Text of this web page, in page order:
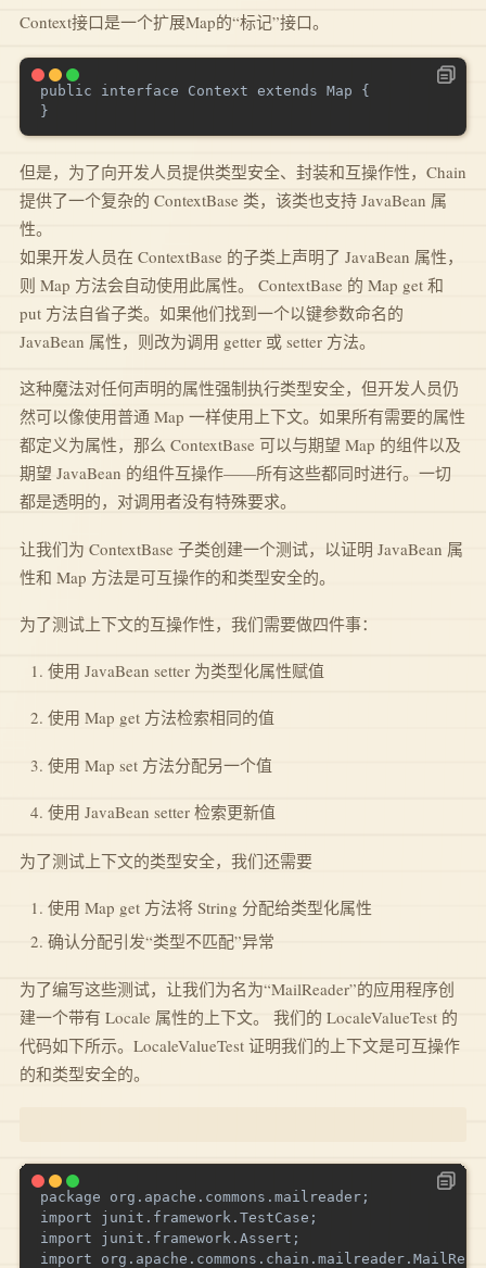
Context接口是一个扩展Map的“标记”接口。
public interface Context extends Map {
但是，为了向开发人员提供类型安全、封装和互操作性，Chain
提供了一个复杂的 ContextBase 类，该类也支持 JavaBean 属
性。
如果开发人员在 ContextBase 的子类上声明了 JavaBean 属性，
则 Map 方法会自动使用此属性。 ContextBase 的 Map get 和
put 方法自省子类。如果他们找到一个以键参数命名的
JavaBean 属性，则改为调用 getter 或 setter 方法。
这种魔法对任何声明的属性强制执行类型安全，但开发人员仍
然可以像使用普通 Map 一样使用上下文。如果所有需要的属性
都定义为属性，那么 ContextBase 可以与期望 Map 的组件以及
期望 JavaBean 的组件互操作——所有这些都同时进行。一切
都是透明的，对调用者没有特殊要求。
让我们为 ContextBase 子类创建一个测试，以证明 JavaBean 属
性和 Map 方法是可互操作的和类型安全的。
为了测试上下文的互操作性，我们需要做四件事：
使用 JavaBean setter 为类型化属性赋值
使用 Map get 方法检索相同的值
使用 Map set 方法分配另一个值
使用 JavaBean setter 检索更新值
为了测试上下文的类型安全，我们还需要
使用 Map get 方法将 String 分配给类型化属性
确认分配引发“类型不匹配”异常
为了编写这些测试，让我们为名为“MailReader”的应用程序创
建一个带有 Locale 属性的上下文。 我们的 LocaleValueTest 的
代码如下所示。LocaleValueTest 证明我们的上下文是可互操作
的和类型安全的。
package org.apache.commons.mailreader;
import junit.framework.TestCase;
import junit.framework.Assert;
import